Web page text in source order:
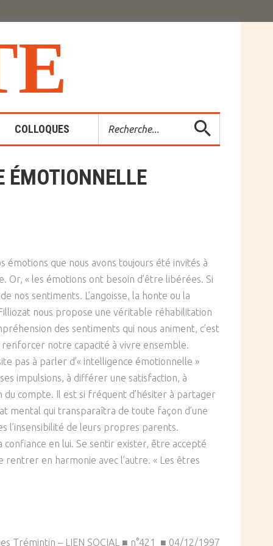
E
COLLOQUES
Rendus
Rechercher
ÉMOTIONNELLE
émotions que nous avons toujours été invités à
Or, « les émotions ont besoin d’être libérées. Si
nos sentiments. L’angoisse, la honte ou la
nous propose une véritable réhabilitation
des sentiments qui nous animent, c’est
notre capacité à vivre ensemble.
pas à parler d’« intelligence émotionnelle »
impulsions, à différer une satisfaction, à
compte. Il est si fréquent d’hésiter à partager
mental qui transparaîtra de toute façon d’une
l’insensibilité de leurs propres parents.
confiance en lui. Se sentir exister, être accepté
en harmonie avec l’autre. « Les êtres
Trémintin – LIEN SOCIAL ■ n°421 ■ 04/12/1997